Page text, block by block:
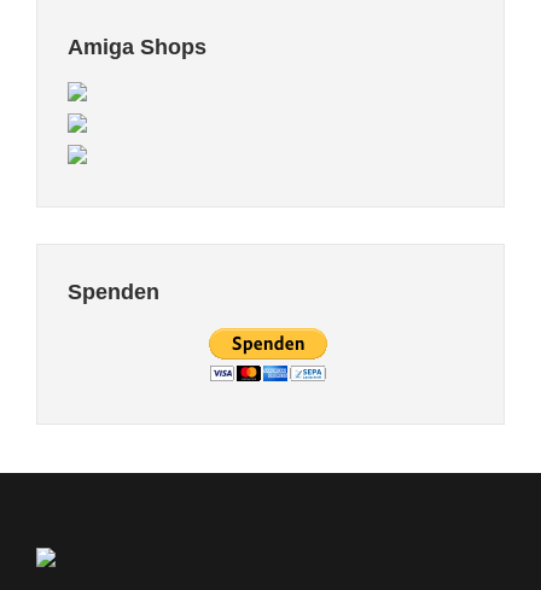
Amiga Shops
Spenden